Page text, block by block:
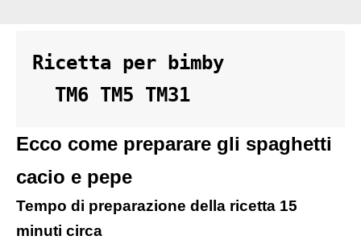
Ricetta per bimby
  TM6 TM5 TM31
Ecco come preparare gli spaghetti
cacio e pepe
Tempo di preparazione della ricetta 15
minuti circa